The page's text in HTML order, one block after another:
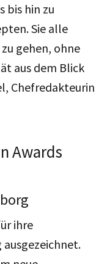
bis hin zu
Sie alle
gehen, ohne
aus dem Blick
Chefredakteurin
Awards
ihre